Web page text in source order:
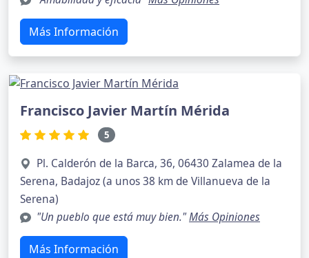
Más Información
Francisco Javier Martín Mérida
5
Pl. Calderón de la Barca, 36, 06430 Zalamea de la
Serena, Badajoz (a unos 38 km de Villanueva de la
Serena)
"Un pueblo que está muy bien."Más Opiniones
Más Información